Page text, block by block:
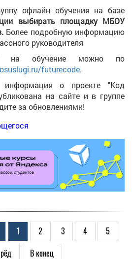
офлайн обучения на базе
выбирать площадку МБОУ
Более подробную информацию
руководителя
на обучение можно по
futurecode.
информация о проекте "Код
на сайте и в группе
за обновлениями!
1 2 3 4 5
В конец